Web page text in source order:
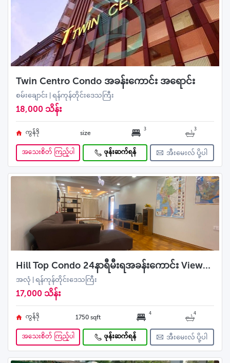
Twin Centro Condo အခန်းကောင်း အရောင်း
စမ်းချောင်း | ရန်ကုန်တိုင်းဒေသကြီး
18,000 သိန်း
ကွန်ဒို size 3 3
အသေးစိတ် ကြည့်ပါ ဖုန်းဆက်ရန် အီးမေးလ် ပို့ပါ
Hill Top Condo 24နာရီမီးရအခန်းကောင်း Viewကောင်း
အလုံ | ရန်ကုန်တိုင်းဒေသကြီး
17,000 သိန်း
ကွန်ဒို 1750 sqft 4 4
အသေးစိတ် ကြည့်ပါ ဖုန်းဆက်ရန် အီးမေးလ် ပို့ပါ